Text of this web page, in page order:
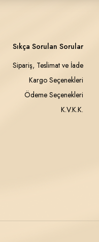
Sıkça Sorulan Sorular
Sipariş, Teslimat ve İade
Kargo Seçenekleri
Ödeme Seçenekleri
K.V.K.K.